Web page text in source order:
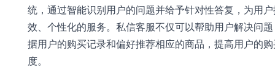
统，通过智能识别用户的问题并给予针对性答复，为用
效、个性化的服务。私信客服不仅可以帮助用户解决问
据用户的购买记录和偏好推荐相应的商品，提高用户的
度。